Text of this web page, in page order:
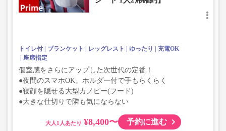
トイレ付 ブランケット レッグレスト ゆったり
充電OK
座席指定
個室感をさらにアップした次世代の定番！
●夜間のスマホOK。ホルダー付で手もらくらく
●寝顔を隠せる大型カノピー(フード)
●大きな仕切りで隣も気にならない
大人 ¥8,400〜 予約に進む